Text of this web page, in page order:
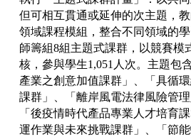
但可相互貫通或延伸的次主題，
領域課程模組，整合不同領域的
師籌組8組主題式課群，以競賽模
核，參與學生1,051人次。主題包
產業之創意加值課群」、「具循
課群」、「離岸風電法律風險管理
「後疫情時代產品專業人才培育
運作業與未來挑戰課群」、「節